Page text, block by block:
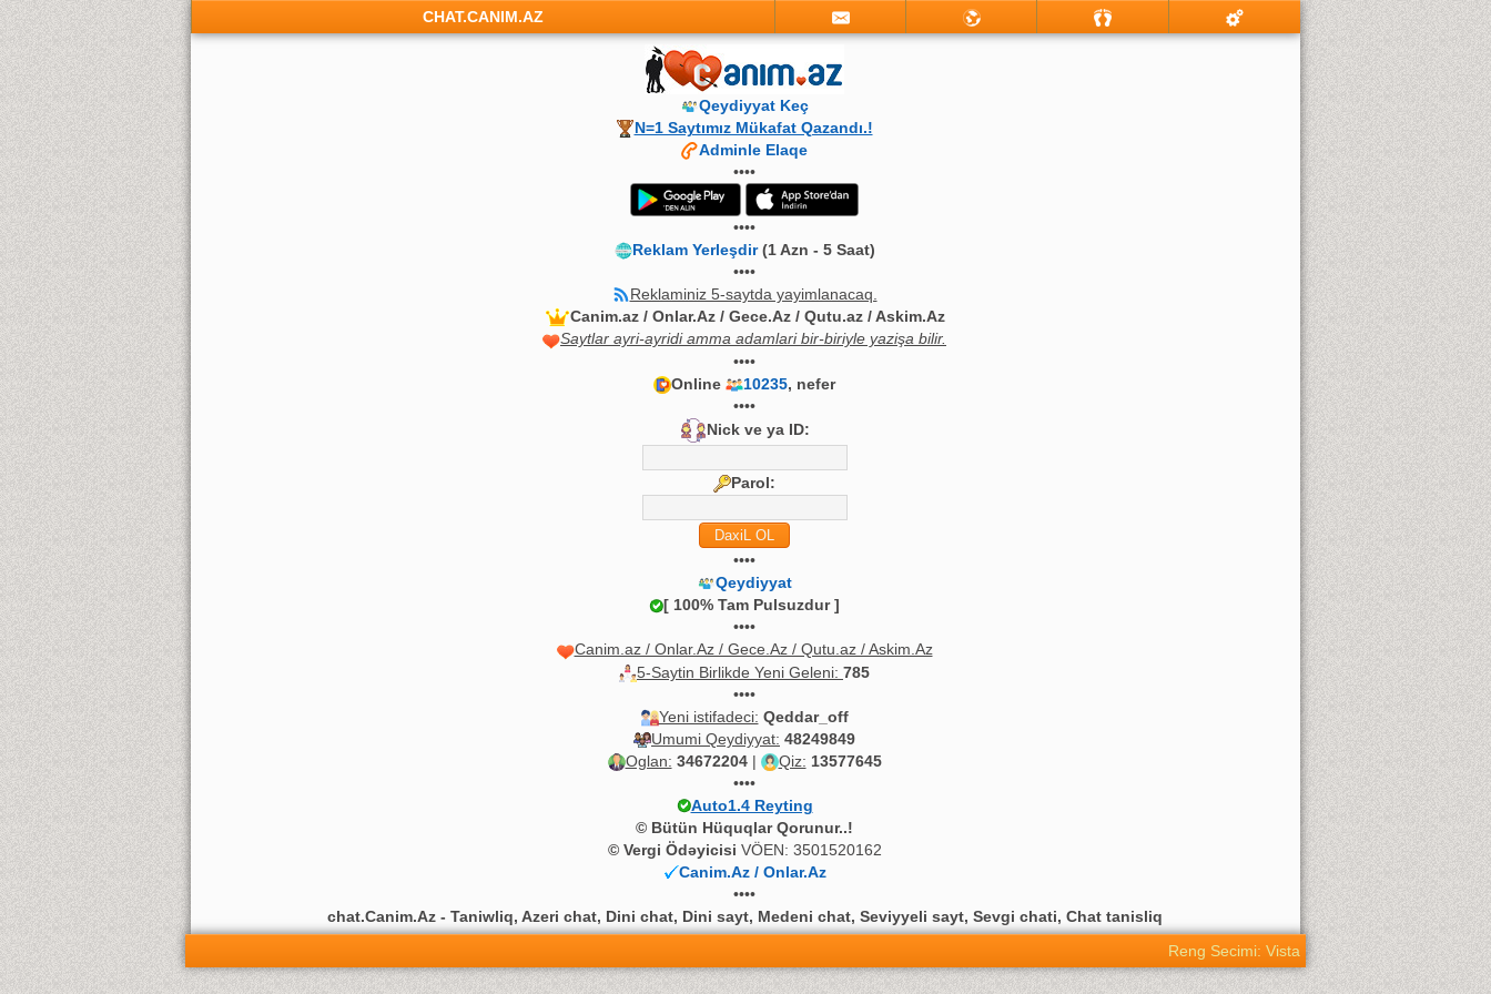
CHAT.CANIM.AZ
Qeydiyyat Keç
N=1 Saytımız Mükafat Qazandı.!
Adminle Elaqe
••••
••••
Reklam Yerleşdir(1 Azn - 5 Saat)
••••
Reklaminiz 5-saytda yayimlanacaq.
Canim.az / Onlar.Az / Gece.Az / Qutu.az / Askim.Az
Saytlar ayri-ayridi amma adamlari bir-biriyle yazişa bilir.
••••
Online
10235, nefer
••••
Nick ve ya ID:
Parol:
••••
Qeydiyyat
[ 100% Tam Pulsuzdur ]
••••
Canim.az / Onlar.Az / Gece.Az / Qutu.az / Askim.Az
5-Saytin Birlikde Yeni Geleni: 785
••••
Yeni istifadeci: Qeddar_off
Umumi Qeydiyyat: 48249849
Oglan: 34672204| Qiz: 13577645
••••
Auto1.4 Reyting
© Bütün Hüquqlar Qorunur..!
© Vergi Ödəyicisi VÖEN: 3501520162
Canim.Az / Onlar.Az
••••
chat.Canim.Az - Taniwliq, Azeri chat, Dini chat, Dini sayt, Medeni chat, Seviyyeli sayt, Sevgi chati, Chat tanisliq
Reng Secimi: Vista